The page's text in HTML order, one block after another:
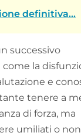
definitiva...
successivo
la
e
tenere a
di forza, ma
umiliati o non